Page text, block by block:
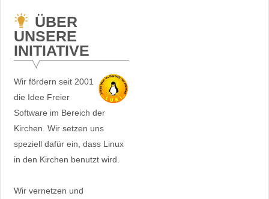
ÜBER
UNSERE
INITIATIVE
Wir fördern seit 2001
die Idee Freier
Software im Bereich der
Kirchen. Wir setzen uns
speziell dafür ein, dass Linux
in den Kirchen benutzt wird.
Wir vernetzen und